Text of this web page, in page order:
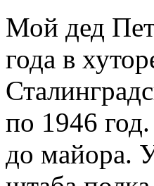
Мой дед
года в
по 1946
до майора.